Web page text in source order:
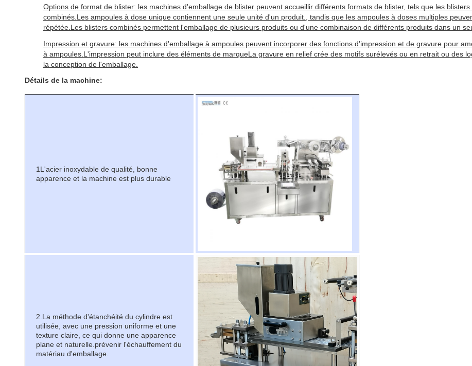
Options de format de blister: les machines d'emballage de blister peuvent accueillir différents formats de blister, tels que les
combinés.Les ampoules à dose unique contiennent une seule unité d'un produit., tandis que les ampoules à doses multiples
répétée.Les blisters combinés permettent l'emballage de plusieurs produits ou d'une combinaison de différents produits dans un
Impression et gravure: les machines d'emballage à ampoules peuvent incorporer des fonctions d'impression et de gravure pour
à ampoules.L'impression peut inclure des éléments de marqueLa gravure en relief crée des motifs surélevés ou en retrait ou des
la conception de l'emballage.
Détails de la machine:
1L'acier inoxydable de qualité, bonne
apparence et la machine est plus durable
2. La méthode d'étanchéité du cylindre est
utilisée, avec une pression uniforme et une
texture claire, ce qui donne une apparence
plane et naturelle.prévenir l'échauffement du
matériau d'emballage.